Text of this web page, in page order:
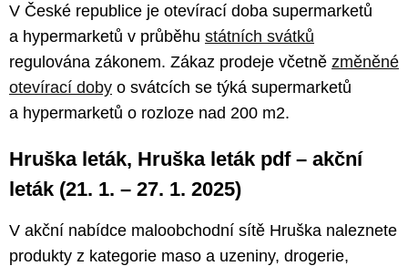
V České republice je otevírací doba supermarketů
a hypermarketů v průběhu státních svátků
regulována zákonem. Zákaz prodeje včetně změněné
otevírací doby o svátcích se týká supermarketů
a hypermarketů o rozloze nad 200 m2.
Hruška leták, Hruška leták pdf – akční
leták (21. 1. – 27. 1. 2025)
V akční nabídce maloobchodní sítě Hruška naleznete
produkty z kategorie maso a uzeniny, drogerie,